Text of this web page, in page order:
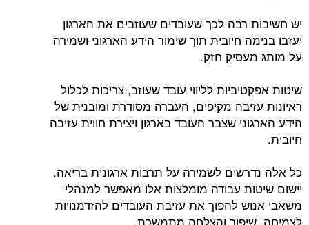
יש חשיבות רבה לכך שעובדים שעוזבים את הארגון
יעזבו בנימה חיובית תוך שימור הידע הארגוני ושמירה
על מותג מעסיק חזק.
שיטות אפקטיביות לליווי עובד שעוזב, צריכות לכלול
ראיונות עזיבה מקיפים, העברה מסודרת ומובנית של
הידע הארגוני שצבר העובד בארגון ויצירת חווית עזיבה
חיובית.
כל אלה נדרשים לשמירה על תרבות ארגונית בריאה.
יישום שיטות עבודה מומלצות אלו מאפשר למנהלי
משאבי אנוש להפוך את עזיבת העובדים להזדמנויות
לצמיחה, שיפור והצלחה מתמשכת.